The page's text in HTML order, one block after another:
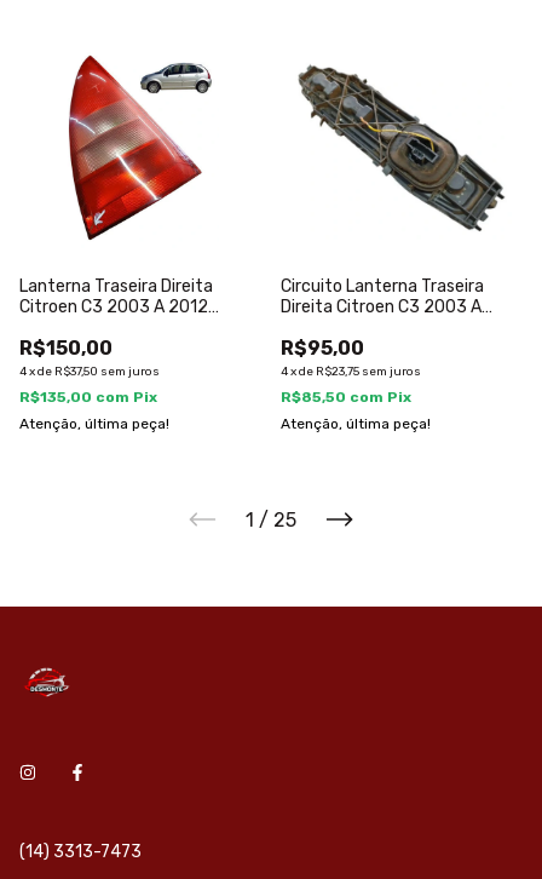
Lanterna Traseira Direita
Citroen C3 2003 A 2012
R$150,00
4xde R$37,50 sem juros
R$135,00 com Pix
Atenção, última peça!
Circuito Lanterna Traseira
Direita Citroen C3 2003 A
R$95,00
4xde R$23,75 sem juros
R$85,50 com Pix
Atenção, última peça!
1 / 25
(14) 3313-7473